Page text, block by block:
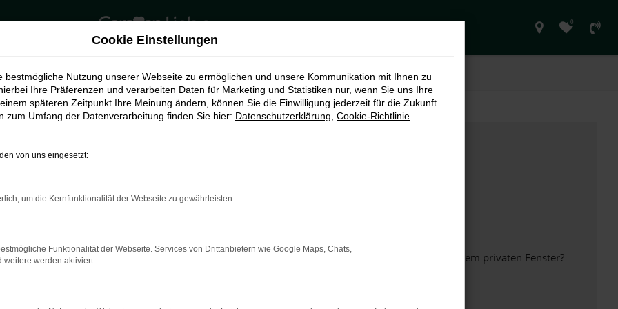
0
bestimmter Seiten verhindern. Funktioniert die Seite in einem anderen Browser oder in einem privaten Fenster?
beheben.
Cookie Einstellungen
bestmögliche Nutzung unserer Webseite zu ermöglichen und unsere Kommunikation mit Ihnen zu
Ihre Präferenzen und verarbeiten Daten für Marketing und Statistiken nur, wenn Sie uns Ihre
späteren Zeitpunkt Ihre Meinung ändern, können Sie die Einwilligung jederzeit für die Zukunft
zum Umfang der Datenverarbeitung finden Sie hier: Datenschutzerklärung Cookie-Richtlinie
von uns eingesetzt:
um die Kernfunktionalität der Webseite zu gewährleisten.
Funktionalität der Webseite. Services von Drittanbietern wie Google Maps, Chats,
weitere werden aktiviert.